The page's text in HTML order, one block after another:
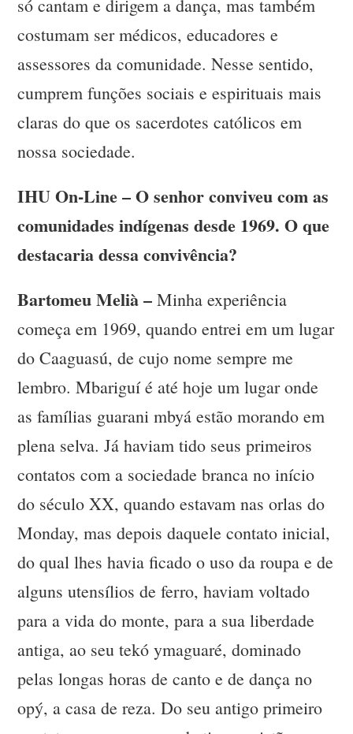
só cantam e dirigem a dança, mas também
costumam ser médicos, educadores e
assessores da comunidade. Nesse sentido,
cumprem funções sociais e espirituais mais
claras do que os sacerdotes católicos em
nossa sociedade.
IHU On-Line – O senhor conviveu com as
comunidades indígenas desde 1969. O que
destacaria dessa convivência?
Bartomeu Melià – Minha experiência
começa em 1969, quando entrei em um lugar
do Caaguasú, de cujo nome sempre me
lembro. Mbariguí é até hoje um lugar onde
as famílias guarani mbyá estão morando em
plena selva. Já haviam tido seus primeiros
contatos com a sociedade branca no início
do século XX, quando estavam nas orlas do
Monday, mas depois daquele contato inicial,
do qual lhes havia ficado o uso da roupa e de
alguns utensílios de ferro, haviam voltado
para a vida do monte, para a sua liberdade
antiga, ao seu tekó ymaguaré, dominado
pelas longas horas de canto e de dança no
opý, a casa de reza. Do seu antigo primeiro